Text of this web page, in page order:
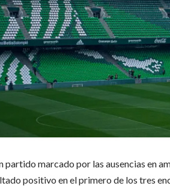
partido marcado por las ausencias en
positivo en el primero de los tres